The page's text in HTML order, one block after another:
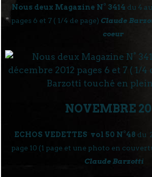
Nous deux Magazine N° 3414 du 4
pages 6 et 7 ( 1/4 de page) Claude
coeur
NOVEMBRE
ECHOS VEDETTES vol 50 N°48 du
page 10 (1 page et une photo en
Claude Barzotti